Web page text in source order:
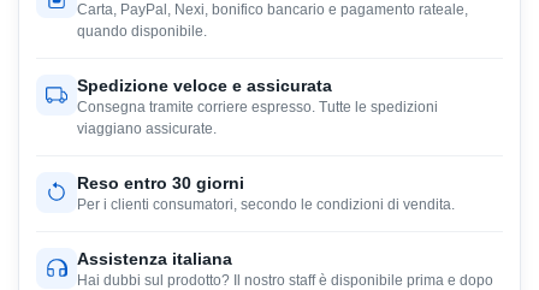
Carta, PayPal, Nexi, bonifico bancario e pagamento rateale,
quando disponibile.
Spedizione veloce e assicurata
Consegna tramite corriere espresso. Tutte le spedizioni
viaggiano assicurate.
Reso entro 30 giorni
Per i clienti consumatori, secondo le condizioni di vendita.
Assistenza italiana
Hai dubbi sul prodotto? Il nostro staff è disponibile prima e dopo